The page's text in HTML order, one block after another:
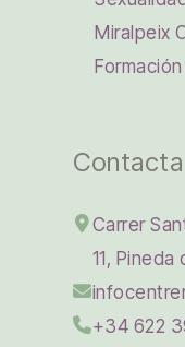
Miralpeix
Contacta
Carrer
11,
+34 622